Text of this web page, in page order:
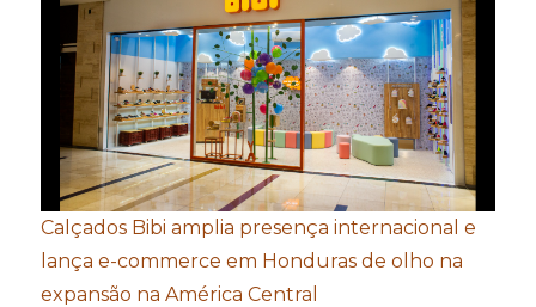
Calçados Bibi amplia presença internacional e
lança e-commerce em Honduras de olho na
expansão na América Central